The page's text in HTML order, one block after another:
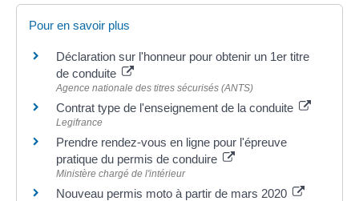
Pour en savoir plus
Déclaration sur l'honneur pour obtenir un 1er titre
de conduite
Agence nationale des titres sécurisés (ANTS)
Contrat type de l'enseignement de la conduite
Legifrance
Prendre rendez-vous en ligne pour l'épreuve
pratique du permis de conduire
Ministère chargé de l'intérieur
Nouveau permis moto à partir de mars 2020